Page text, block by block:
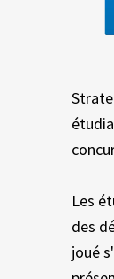
T
I
N
G
Les
des
joué